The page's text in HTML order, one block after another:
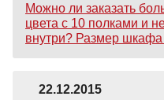
Можно ли заказать
цвета с 10 полками и
внутри? Размер
22.12.2015